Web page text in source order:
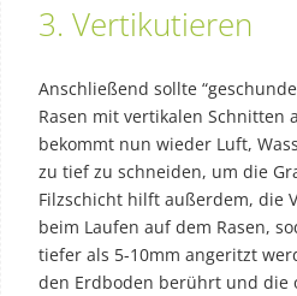
3. Vertikutieren
Anschließend sollte
Rasen mit vertikalen Schnitten
bekommt nun wieder Luft,
zu tief zu schneiden, um die
Filzschicht hilft außerdem, die
beim Laufen auf dem Rasen,
tiefer als 5-10mm angeritzt
den Erdboden berührt und die